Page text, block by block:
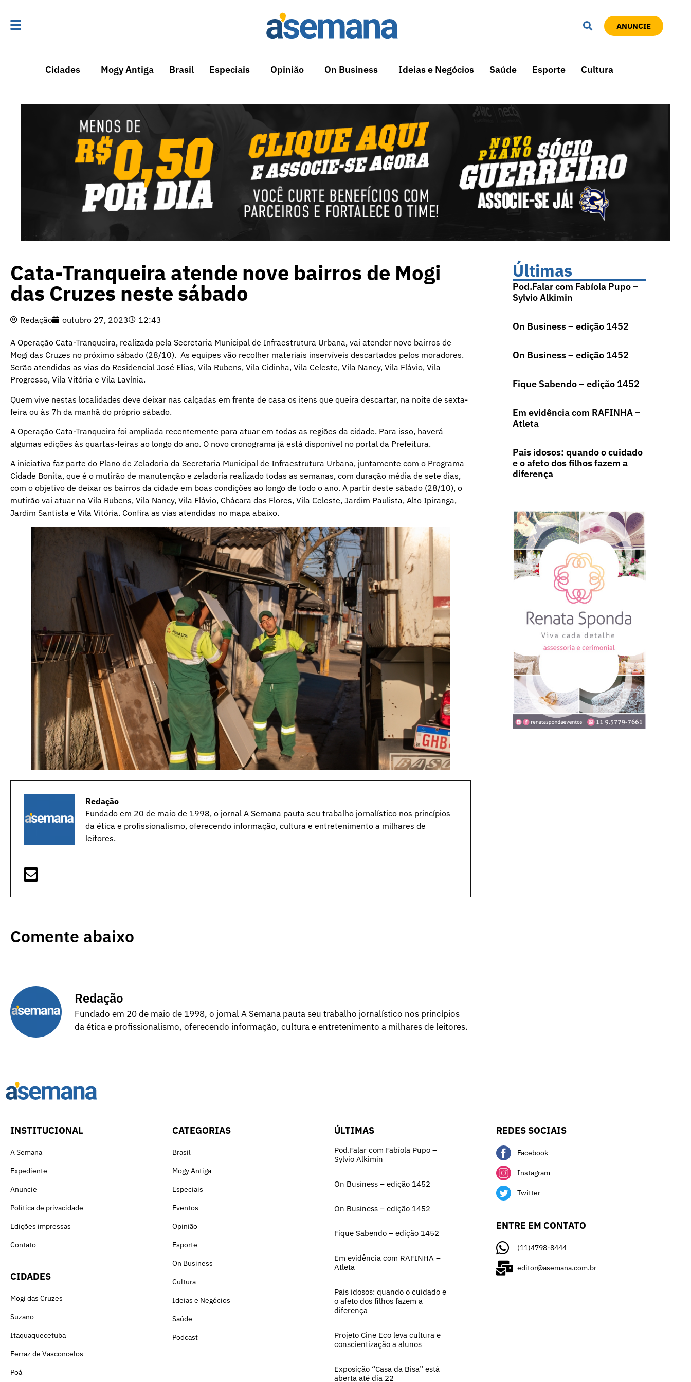
ANUNCIE
Cidades Mogy Antiga Brasil Especiais Opinião On Business Ideias e Negócios Saúde Esporte Cultura
Cata-Tranqueira atende nove bairros de Mogi
das Cruzes neste sábado
Redação outubro 27, 2023 12:43
A Operação Cata-Tranqueira, realizada pela Secretaria Municipal de Infraestrutura Urbana, vai atender nove bairros de
Mogi das Cruzes no próximo sábado (28/10). As equipes vão recolher materiais inservíveis descartados pelos moradores.
Serão atendidas as vias do Residencial José Elias, Vila Rubens, Vila Cidinha, Vila Celeste, Vila Nancy, Vila Flávio, Vila
Progresso, Vila Vitória e Vila Lavínia.
Quem vive nestas localidades deve deixar nas calçadas em frente de casa os itens que queira descartar, na noite de sexta-
feira ou às 7h da manhã do próprio sábado.
A Operação Cata-Tranqueira foi ampliada recentemente para atuar em todas as regiões da cidade. Para isso, haverá
algumas edições às quartas-feiras ao longo do ano. O novo cronograma já está disponível no portal da Prefeitura.
A iniciativa faz parte do Plano de Zeladoria da Secretaria Municipal de Infraestrutura Urbana, juntamente com o Programa
Cidade Bonita, que é o mutirão de manutenção e zeladoria realizado todas as semanas, com duração média de sete dias,
com o objetivo de deixar os bairros da cidade em boas condições ao longo de todo o ano. A partir deste sábado (28/10), o
mutirão vai atuar na Vila Rubens, Vila Nancy, Vila Flávio, Chácara das Flores, Vila Celeste, Jardim Paulista, Alto Ipiranga,
Jardim Santista e Vila Vitória. Confira as vias atendidas no mapa abaixo.
Redação
Fundado em 20 de maio de 1998, o jornal A Semana pauta seu trabalho jornalístico nos princípios
da ética e profissionalismo, oferecendo informação, cultura e entretenimento a milhares de
leitores.
Comente abaixo
Redação
Fundado em 20 de maio de 1998, o jornal A Semana pauta seu trabalho jornalístico nos princípios
da ética e profissionalismo, oferecendo informação, cultura e entretenimento a milhares de leitores.
Últimas
Pod.Falar com Fabíola Pupo –
Sylvio Alkimin
On Business – edição 1452
On Business – edição 1452
Fique Sabendo – edição 1452
Em evidência com RAFINHA –
Atleta
Pais idosos: quando o cuidado
e o afeto dos filhos fazem a
diferença
INSTITUCIONAL
A Semana
Expediente
Anuncie
Política de privacidade
Edições impressas
Contato
CIDADES
Mogi das Cruzes
Suzano
Itaquaquecetuba
Ferraz de Vasconcelos
Poá
CATEGORIAS
Brasil
Mogy Antiga
Especiais
Eventos
Opinião
Esporte
On Business
Cultura
Ideias e Negócios
Saúde
Podcast
ÚLTIMAS
Pod.Falar com Fabíola Pupo –
Sylvio Alkimin
On Business – edição 1452
On Business – edição 1452
Fique Sabendo – edição 1452
Em evidência com RAFINHA –
Atleta
Pais idosos: quando o cuidado e
o afeto dos filhos fazem a
diferença
Projeto Cine Eco leva cultura e
conscientização a alunos
Exposição “Casa da Bisa” está
aberta até dia 22
REDES SOCIAIS
Facebook
Instagram
Twitter
ENTRE EM CONTATO
(11)4798-8444
editor@asemana.com.br